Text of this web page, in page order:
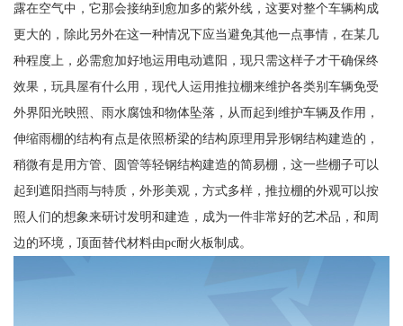
露在空气中，它那会接纳到愈加多的紫外线，这要对整个车辆构成
更大的，除此另外在这一种情况下应当避免其他一点事情，在某几
种程度上，必需愈加好地运用电动遮阳，现只需这样子才干确保终
效果，玩具屋有什么用，现代人运用推拉棚来维护各类别车辆免受
外界阳光映照、雨水腐蚀和物体坠落，从而起到维护车辆及作用，
伸缩雨棚的结构有点是依照桥梁的结构原理用异形钢结构建造的，
稍微有是用方管、圆管等轻钢结构建造的简易棚，这一些棚子可以
起到遮阳挡雨与特质，外形美观，方式多样，推拉棚的外观可以按
照人们的想象来研讨发明和建造，成为一件非常好的艺术品，和周
边的环境，顶面替代材料由pc耐火板制成。